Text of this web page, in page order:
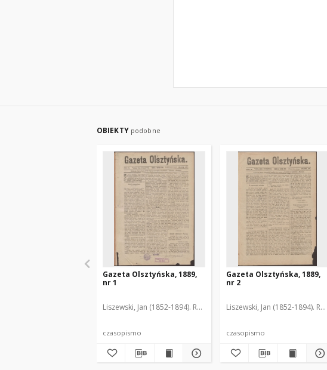
OBIEKTY podobne
Gazeta Olsztyńska, 1889,
nr 1
Liszewski, Jan (1852-1894). Red.
czasopismo
Gazeta Olsztyńska, 1889,
nr 2
Liszewski, Jan (1852-1894). Red.
czasopismo